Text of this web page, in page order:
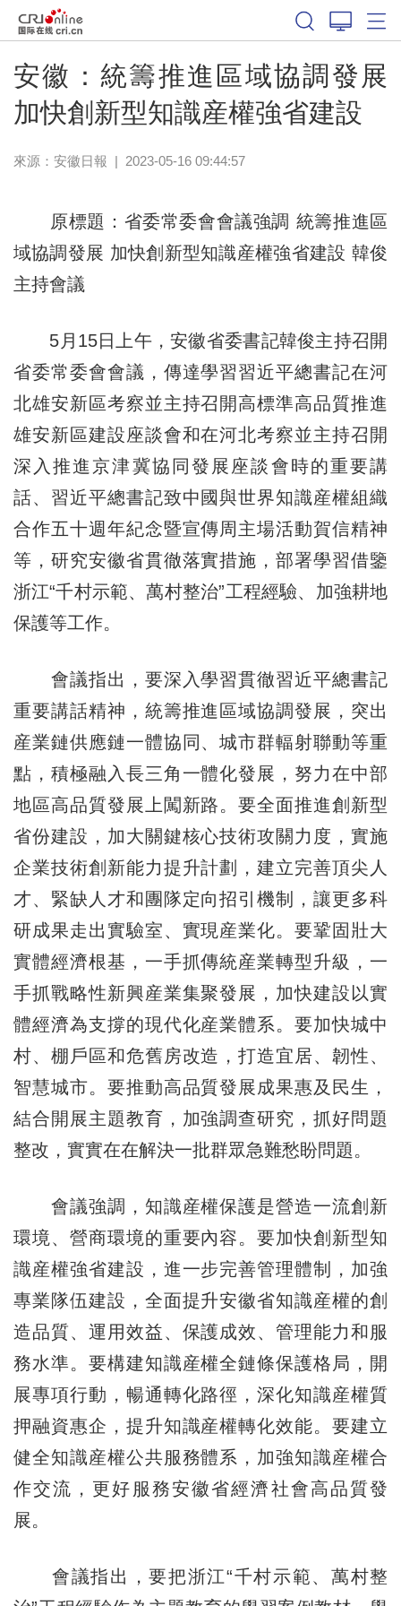
安徽：統籌推進區域協調發展
加快創新型知識産權強省建設
來源： 安徽日報 | 2023-05-16 09:44:57
原標題：省委常委會會議強調 統籌推進區
域協調發展 加快創新型知識産權強省建設 韓俊
主持會議
5月15日上午，安徽省委書記韓俊主持召開
省委常委會會議，傳達學習習近平總書記在河
北雄安新區考察並主持召開高標準高品質推進
雄安新區建設座談會和在河北考察並主持召開
深入推進京津冀協同發展座談會時的重要講
話、習近平總書記致中國與世界知識産權組織
合作五十週年紀念暨宣傳周主場活動賀信精神
等，研究安徽省貫徹落實措施，部署學習借鑒
浙江“千村示範、萬村整治”工程經驗、加強耕地
保護等工作。
會議指出，要深入學習貫徹習近平總書記
重要講話精神，統籌推進區域協調發展，突出
産業鏈供應鏈一體協同、城市群輻射聯動等重
點，積極融入長三角一體化發展，努力在中部
地區高品質發展上闖新路。要全面推進創新型
省份建設，加大關鍵核心技術攻關力度，實施
企業技術創新能力提升計劃，建立完善頂尖人
才、緊缺人才和團隊定向招引機制，讓更多科
研成果走出實驗室、實現産業化。要鞏固壯大
實體經濟根基，一手抓傳統産業轉型升級，一
手抓戰略性新興産業集聚發展，加快建設以實
體經濟為支撐的現代化産業體系。要加快城中
村、棚戶區和危舊房改造，打造宜居、韌性、
智慧城市。要推動高品質發展成果惠及民生，
結合開展主題教育，加強調查研究，抓好問題
整改，實實在在解決一批群眾急難愁盼問題。
會議強調，知識産權保護是營造一流創新
環境、營商環境的重要內容。要加快創新型知
識産權強省建設，進一步完善管理體制，加強
專業隊伍建設，全面提升安徽省知識産權的創
造品質、運用效益、保護成效、管理能力和服
務水準。要構建知識産權全鏈條保護格局，開
展專項行動，暢通轉化路徑，深化知識産權質
押融資惠企，提升知識産權轉化效能。要建立
健全知識産權公共服務體系，加強知識産權合
作交流，更好服務安徽省經濟社會高品質發
展。
會議指出，要把浙江“千村示範、萬村整